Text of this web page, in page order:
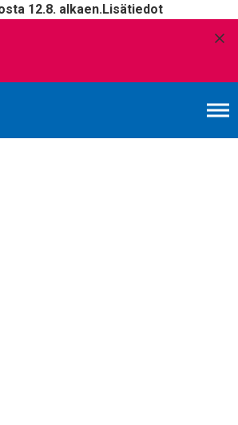
12.8. alkaen.Lisätiedot